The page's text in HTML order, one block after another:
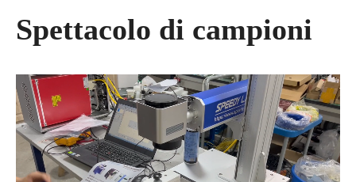
Spettacolo di campioni